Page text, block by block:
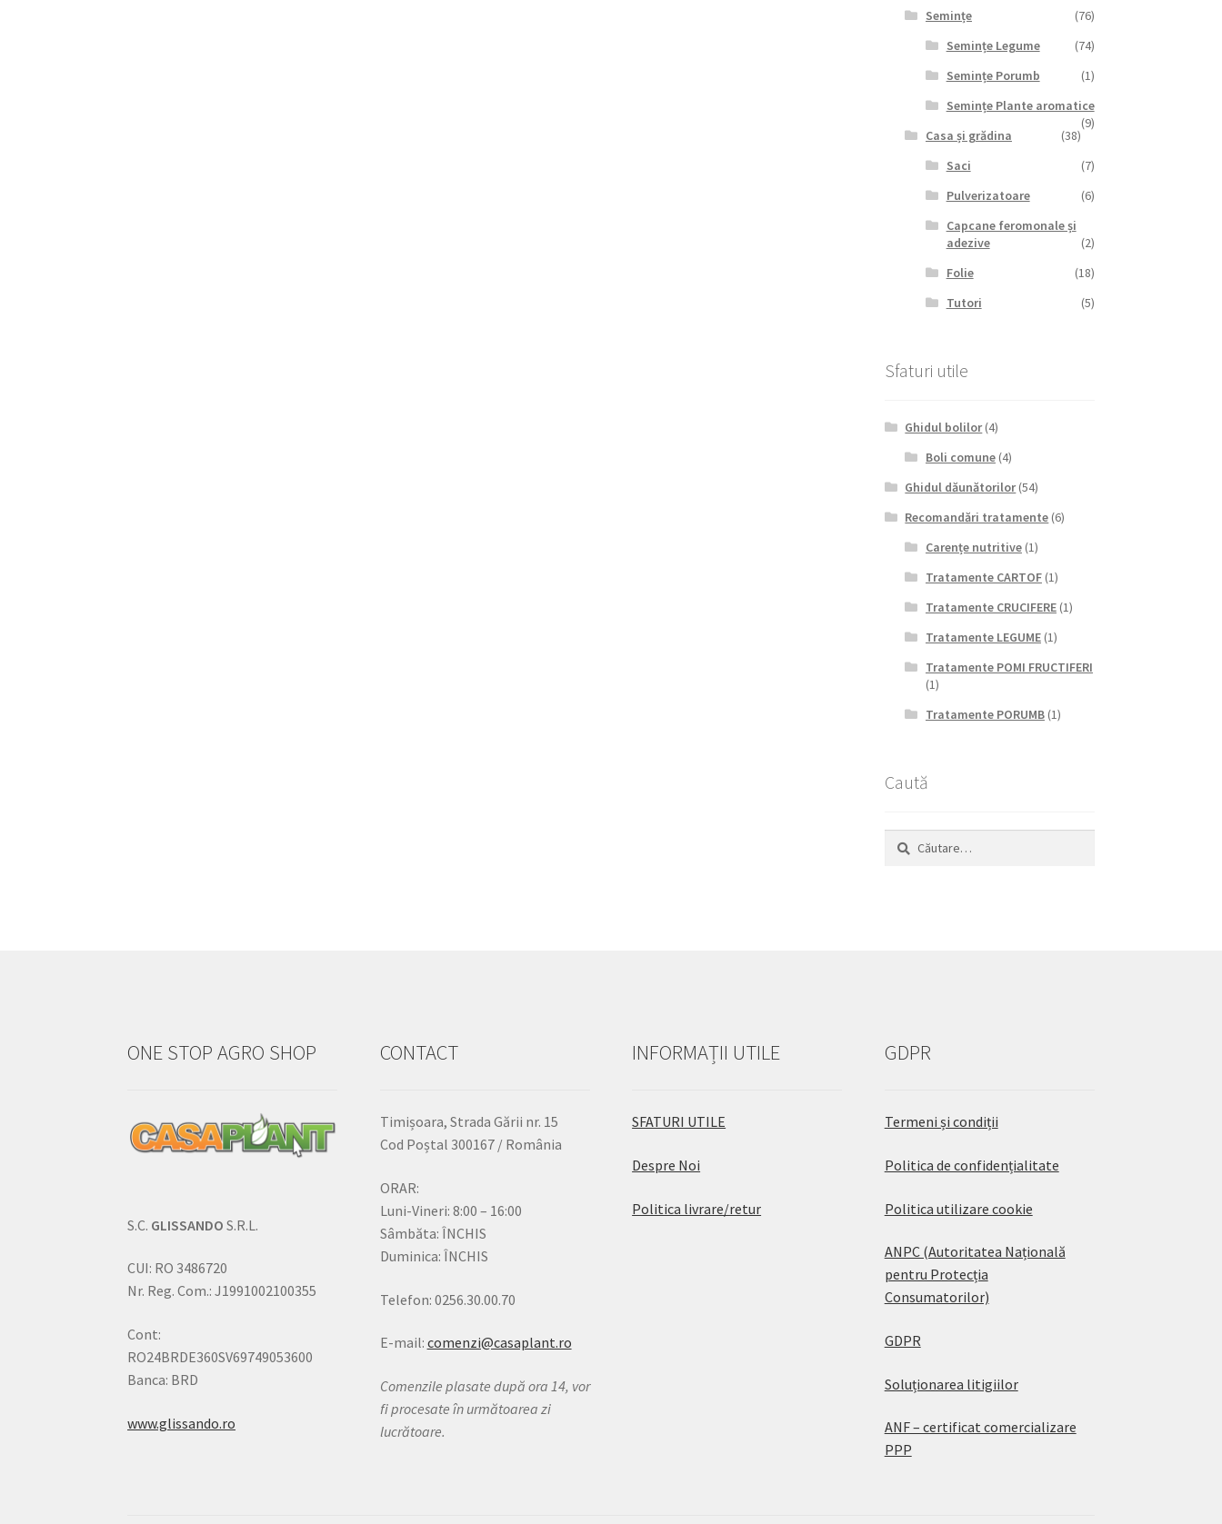
Semințe
(76)
Semințe Legume
(74)
Semințe Porumb
(1)
Semințe Plante aromatice
(9)
Casa și grădina
(38)
Saci
(7)
Pulverizatoare
(6)
Capcane feromonale și
adezive
(2)
Folie
(18)
Tutori
(5)
Sfaturi utile
Ghidul bolilor(4)
Boli comune(4)
Ghidul dăunătorilor(54)
Recomandări tratamente (6)
Carențe nutritive(1)
Tratamente CARTOF(1)
Tratamente CRUCIFERE(1)
Tratamente LEGUME(1)
Tratamente POMI FRUCTIFERI
(1)
Tratamente PORUMB(1)
Caută
Caută
ONE STOP AGRO SHOP
S.C. GLISSANDO S.R.L.
CUI: RO 3486720
Nr. Reg. Com.: J1991002100355
Cont:
RO24BRDE360SV69749053600
Banca: BRD
www.glissando.ro
CONTACT
Timișoara, Strada Gării nr. 15
Cod Poștal 300167 / România
ORAR:
Luni-Vineri: 8:00 – 16:00
Sâmbăta: ÎNCHIS
Duminica: ÎNCHIS
Telefon: 0256.30.00.70
E-mail: comenzi@casaplant.ro
Comenzile plasate după ora 14, vor
fi procesate în următoarea zi
lucrătoare.
INFORMAȚII UTILE
SFATURI UTILE
Despre Noi
Politica livrare/retur
GDPR
Termeni și condiții
Politica de confidențialitate
Politica utilizare cookie
ANPC (Autoritatea Națională
pentru Protecția
Consumatorilor)
GDPR
Soluționarea litigiilor
ANF – certificat comercializare
PPP